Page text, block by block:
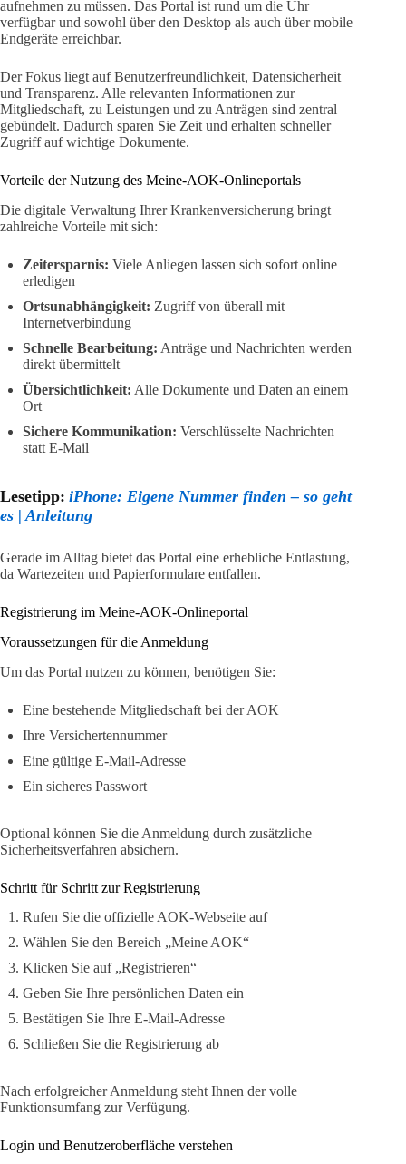
aufnehmen zu müssen. Das Portal ist rund um die Uhr
verfügbar und sowohl über den Desktop als auch über mobile
Endgeräte erreichbar.
Der Fokus liegt auf Benutzerfreundlichkeit, Datensicherheit
und Transparenz. Alle relevanten Informationen zur
Mitgliedschaft, zu Leistungen und zu Anträgen sind zentral
gebündelt. Dadurch sparen Sie Zeit und erhalten schneller
Zugriff auf wichtige Dokumente.
Vorteile der Nutzung des Meine-AOK-Onlineportals
Die digitale Verwaltung Ihrer Krankenversicherung bringt
zahlreiche Vorteile mit sich:
Zeitersparnis: Viele Anliegen lassen sich sofort online
erledigen
Ortsunabhängigkeit: Zugriff von überall mit
Internetverbindung
Schnelle Bearbeitung: Anträge und Nachrichten werden
direkt übermittelt
Übersichtlichkeit: Alle Dokumente und Daten an einem
Ort
Sichere Kommunikation: Verschlüsselte Nachrichten
statt E-Mail
Lesetipp: iPhone: Eigene Nummer finden – so geht
es | Anleitung
Gerade im Alltag bietet das Portal eine erhebliche Entlastung,
da Wartezeiten und Papierformulare entfallen.
Registrierung im Meine-AOK-Onlineportal
Voraussetzungen für die Anmeldung
Um das Portal nutzen zu können, benötigen Sie:
Eine bestehende Mitgliedschaft bei der AOK
Ihre Versichertennummer
Eine gültige E-Mail-Adresse
Ein sicheres Passwort
Optional können Sie die Anmeldung durch zusätzliche
Sicherheitsverfahren absichern.
Schritt für Schritt zur Registrierung
Rufen Sie die offizielle AOK-Webseite auf
Wählen Sie den Bereich „Meine AOK“
Klicken Sie auf „Registrieren“
Geben Sie Ihre persönlichen Daten ein
Bestätigen Sie Ihre E-Mail-Adresse
Schließen Sie die Registrierung ab
Nach erfolgreicher Anmeldung steht Ihnen der volle
Funktionsumfang zur Verfügung.
Login und Benutzeroberfläche verstehen